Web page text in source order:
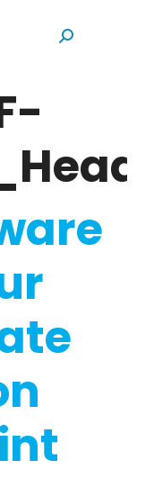
Search: